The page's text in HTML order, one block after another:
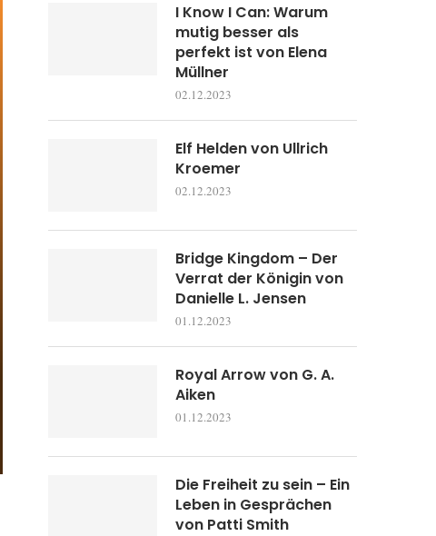
I Know I Can: Warum
mutig besser als
perfekt ist von Elena
Müllner
02.12.2023
Elf Helden von Ullrich
Kroemer
02.12.2023
Bridge Kingdom – Der
Verrat der Königin von
Danielle L. Jensen
01.12.2023
Royal Arrow von G. A.
Aiken
01.12.2023
Die Freiheit zu sein – Ein
Leben in Gesprächen
von Patti Smith